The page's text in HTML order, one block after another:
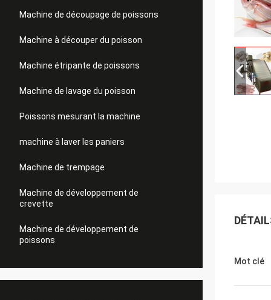
Machine de découpage de poissons
Machine à découper du poisson
Machine étripante de poissons
Machine de lavage du poisson
Poissons mesurant la machine
machine à laver les paniers
Machine de trempage
Machine de développement de
crevette
Machine de développement de
poissons
Mot clé